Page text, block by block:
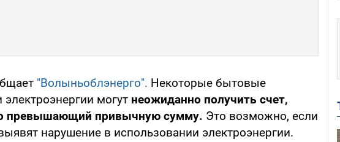
"Волыньоблэнерго". Некоторые бытовые
электроэнергии могут неожиданно получить счет,
превышающий привычную сумму. Это возможно, если
нарушение в использовании электроэнергии.